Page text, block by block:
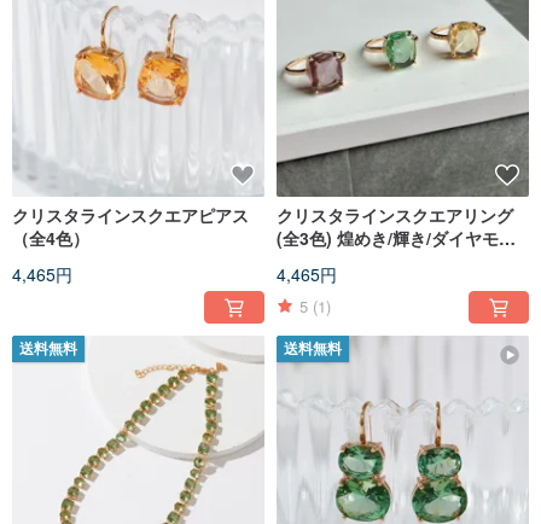
クリスタラインスクエアピアス
（全4色）
4,465円
クリスタラインスクエアリング
(全3色) 煌めき/輝き/ダイヤモン
4,465円
5 (1)
送料無料 送料無料